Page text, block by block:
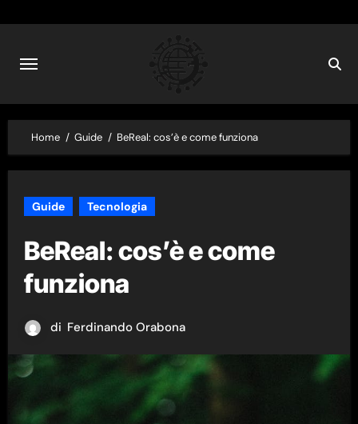
content
Home Guide BeReal: cos’è e come funziona
Guide Tecnologia
BeReal: cos’è e come
funziona
di Ferdinando Orabona